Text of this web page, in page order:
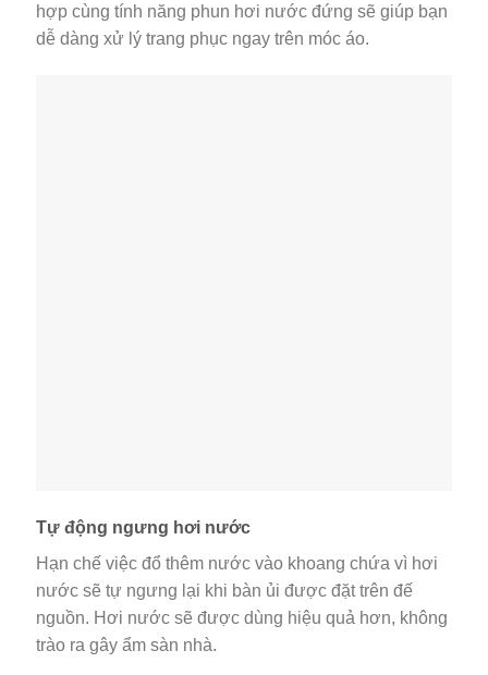
hợp cùng tính năng phun hơi nước đứng sẽ giúp bạn
dễ dàng xử lý trang phục ngay trên móc áo.
Tự động ngưng hơi nước
Hạn chế việc đổ thêm nước vào khoang chứa vì hơi
nước sẽ tự ngưng lại khi bàn ủi được đặt trên đế
nguồn. Hơi nước sẽ được dùng hiệu quả hơn, không
trào ra gây ẩm sàn nhà.